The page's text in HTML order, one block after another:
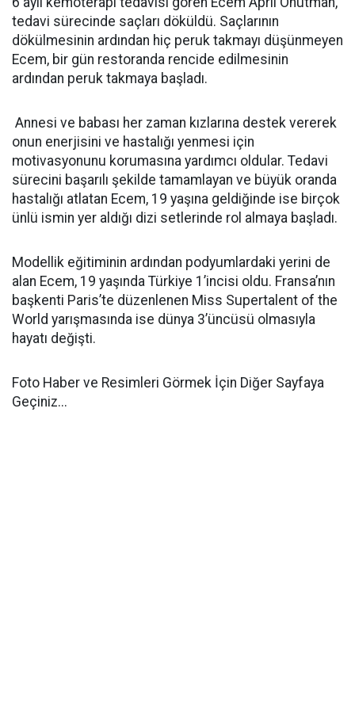
tedavi sürecinde saçları döküldü. Saçlarının
dökülmesinin ardından hiç peruk takmayı düşünmeyen
Ecem, bir gün restoranda rencide edilmesinin
ardından peruk takmaya başladı.
Annesi ve babası her zaman kızlarına destek vererek
onun enerjisini ve hastalığı yenmesi için
motivasyonunu korumasına yardımcı oldular. Tedavi
sürecini başarılı şekilde tamamlayan ve büyük oranda
hastalığı atlatan Ecem, 19 yaşına geldiğinde ise birçok
ünlü ismin yer aldığı dizi setlerinde rol almaya başladı.
Modellik eğitiminin ardından podyumlardaki yerini de
alan Ecem, 19 yaşında Türkiye 1’incisi oldu. Fransa’nın
başkenti Paris’te düzenlenen Miss Supertalent of the
World yarışmasında ise dünya 3’üncüsü olmasıyla
hayatı değişti.
Foto Haber ve Resimleri Görmek İçin Diğer Sayfaya
Geçiniz...